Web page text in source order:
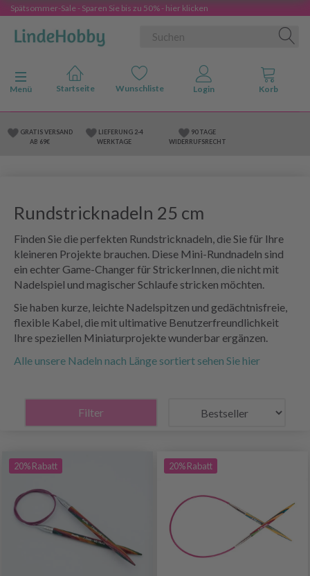
Spätsommer-Sale - Sparen Sie bis zu 50% - hier klicken
Anzeige ändern
Menü
GRATIS VERSAND
AB 69€
LIEFERUNG 2-4
WERKTAGE
90 TAGE
WIDERRUFSRECHT
Rundstricknadeln 25 cm
Finden Sie die perfekten Rundstricknadeln, die Sie für Ihre
kleineren Projekte brauchen. Diese Mini-Rundnadeln sind
ein echter Game-Changer für StrickerInnen, die nicht mit
Nadelspiel und magischer Schlaufe stricken möchten.
Sie haben kurze, leichte Nadelspitzen und gedächtnisfreie,
flexible Kabel, die mit ultimative Benutzerfreundlichkeit
Ihre speziellen Miniaturprojekte wunderbar ergänzen.
Alle unsere Nadeln nach Länge sortiert sehen Sie hier
Filter
20% Rabatt 20% Rabatt